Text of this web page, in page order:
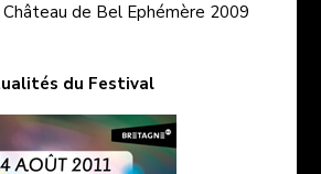
de Bel Ephémère 2009
du Festival